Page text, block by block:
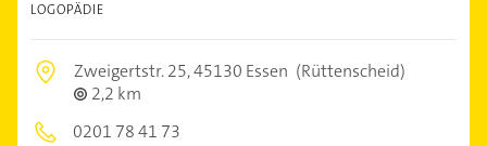
LOGOPÄDIE
Zweigertstr. 25,45130 Essen (Rüttenscheid)
2,2 km
0201 78 41 73